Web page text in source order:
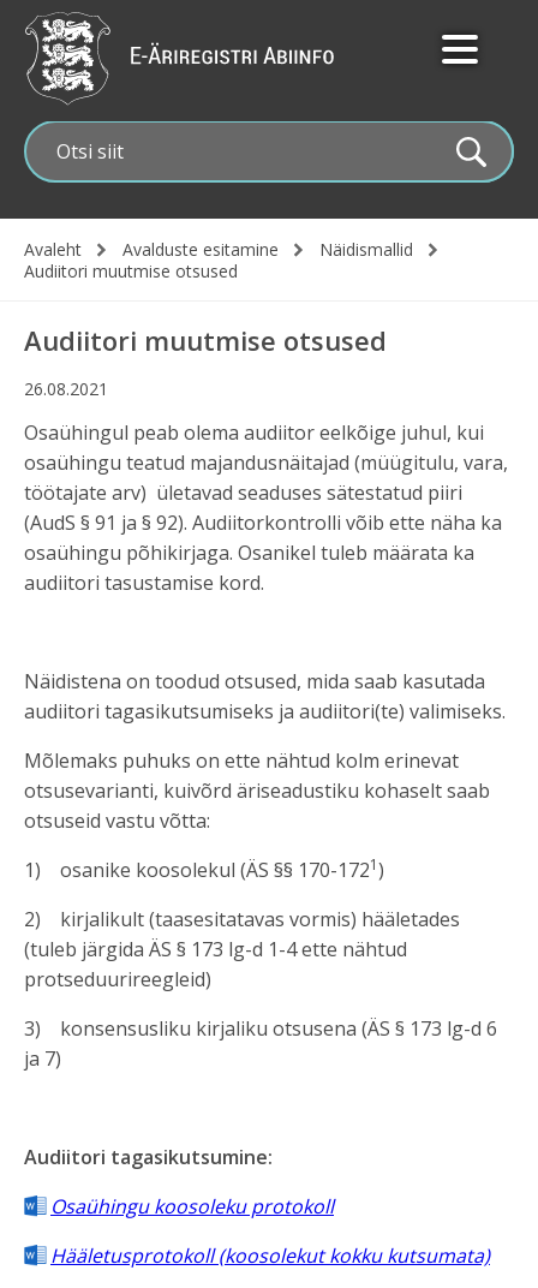
Liigu
edasi
põhisisu
juurde
Leivapuru
Avaleht Avalduste esitamine
Näidismallid
Audiitori muutmise otsused
Audiitori muutmise otsused
26.08.2021
Osaühingul peab olema audiitor eelkõige juhul, kui
osaühingu teatud majandusnäitajad (müügitulu, vara,
töötajate arv) ületavad seaduses sätestatud piiri
(AudS § 91 ja § 92). Audiitorkontrolli võib ette näha ka
osaühingu põhikirjaga. Osanikel tuleb määrata ka
audiitori tasustamise kord.
Näidistena on toodud otsused, mida saab kasutada
audiitori tagasikutsumiseks ja audiitori(te) valimiseks.
Mõlemaks puhuks on ette nähtud kolm erinevat
otsusevarianti, kuivõrd äriseadustiku kohaselt saab
otsuseid vastu võtta:
1) osanike koosolekul (ÄS §§ 170-1721)
2) kirjalikult (taasesitatavas vormis) hääletades
(tuleb järgida ÄS § 173 lg-d 1-4 ette nähtud
protseduurireegleid)
3) konsensusliku kirjaliku otsusena (ÄS § 173 lg-d 6
ja 7)
Audiitori tagasikutsumine:
Osaühingu koosoleku protokoll
Hääletusprotokoll (koosolekut kokku kutsumata)